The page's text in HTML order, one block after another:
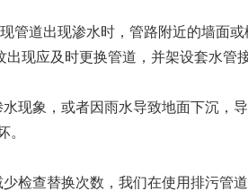
道出现渗水时，管路附近的墙面
现应及时更换管道，并架设套水管
象，或者因雨水导致地面下沉，
。
查替换次数，我们在使用排污管